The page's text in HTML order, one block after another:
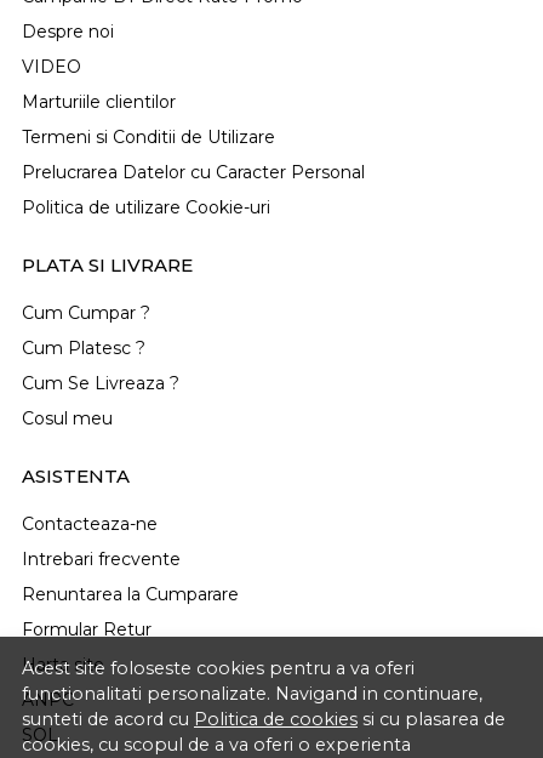
Acest site foloseste cookies pentru a va oferi
functionalitati personalizate. Navigand in continuare,
sunteti de acord cu Politica de cookies si cu plasarea de
cookies, cu scopul de a va oferi o experienta
Despre noi
VIDEO
Marturiile clientilor
Termeni si Conditii de Utilizare
Prelucrarea Datelor cu Caracter Personal
Politica de utilizare Cookie-uri
PLATA SI LIVRARE
Cum Cumpar ?
Cum Platesc ?
Cum Se Livreaza ?
Cosul meu
ASISTENTA
Contacteaza-ne
Intrebari frecvente
Renuntarea la Cumparare
Formular Retur
Harta site
ANPC
SOL